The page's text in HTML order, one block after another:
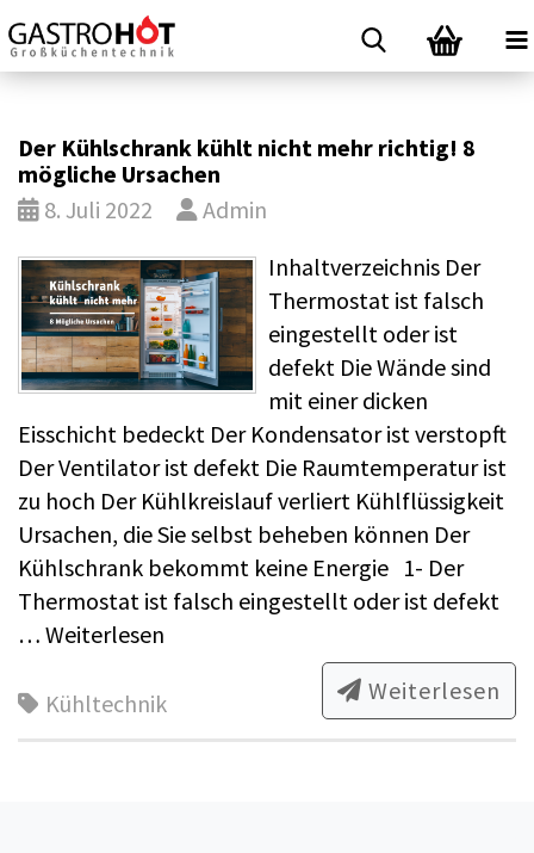
Der Kühlschrank kühlt nicht mehr richtig! 8
mögliche Ursachen
8. Juli 2022
Admin
Inhaltverzeichnis Der
Thermostat ist falsch
eingestellt oder ist
defekt Die Wände sind
mit einer dicken
Eisschicht bedeckt Der Kondensator ist verstopft
Der Ventilator ist defekt Die Raumtemperatur ist
zu hoch Der Kühlkreislauf verliert Kühlflüssigkeit
Ursa­chen, die Sie selbst behe­ben kön­nen Der
Kühl­schrank bekommt kei­ne Ener­gie 1- Der
Thermostat ist falsch eingestellt oder ist defekt
… Weiterlesen
Weiterlesen
Kühltechnik